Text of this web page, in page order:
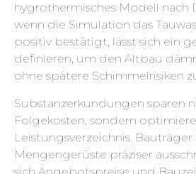
hygrothermisches Modell nach
wenn die Simulation das
positiv bestätigt, lässt sich ein
definieren, um den Altbau
ohne spätere Schimmelrisiken
Substanzerkundungen sparen
Folgekosten, sondern
Leistungsverzeichnis. Bauträger
Mengengerüste präziser
sich Angebotspreise und